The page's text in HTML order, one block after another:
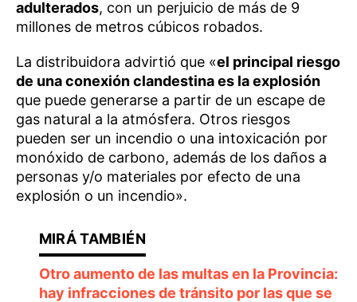
adulterados, con un perjuicio de más de 9
millones de metros cúbicos robados.
La distribuidora advirtió que «el principal riesgo
de una conexión clandestina es la explosión
que puede generarse a partir de un escape de
gas natural a la atmósfera. Otros riesgos
pueden ser un incendio o una intoxicación por
monóxido de carbono, además de los daños a
personas y/o materiales por efecto de una
explosión o un incendio».
Otro aumento de las multas en la Provincia:
hay infracciones de tránsito por las que se